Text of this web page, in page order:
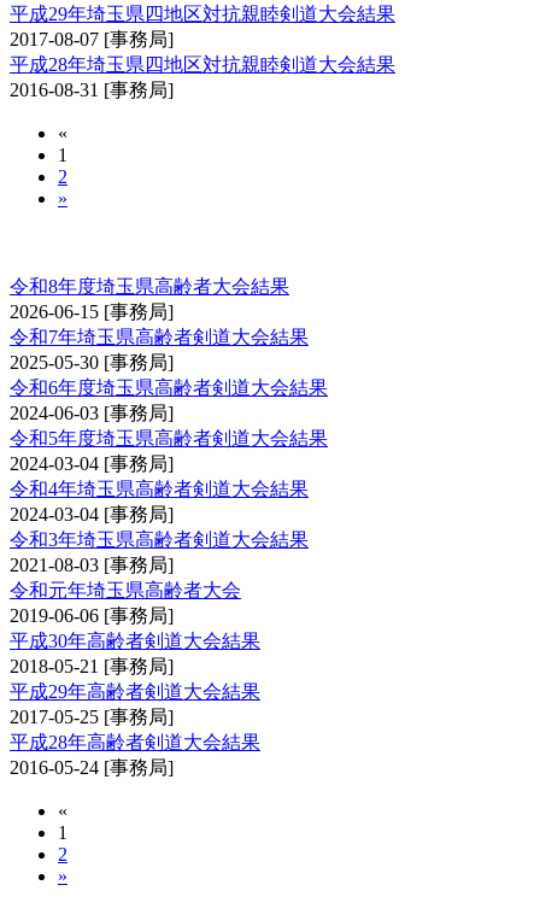
平成29年埼玉県四地区対抗親睦剣道大会結果
2017-08-07 [事務局]
平成28年埼玉県四地区対抗親睦剣道大会結果
2016-08-31 [事務局]
«
1
2
»
令和8年度埼玉県高齢者大会結果
2026-06-15 [事務局]
令和7年埼玉県高齢者剣道大会結果
2025-05-30 [事務局]
令和6年度埼玉県高齢者剣道大会結果
2024-06-03 [事務局]
令和5年度埼玉県高齢者剣道大会結果
2024-03-04 [事務局]
令和4年埼玉県高齢者剣道大会結果
2024-03-04 [事務局]
令和3年埼玉県高齢者剣道大会結果
2021-08-03 [事務局]
令和元年埼玉県高齢者大会
2019-06-06 [事務局]
平成30年高齢者剣道大会結果
2018-05-21 [事務局]
平成29年高齢者剣道大会結果
2017-05-25 [事務局]
平成28年高齢者剣道大会結果
2016-05-24 [事務局]
«
1
2
»